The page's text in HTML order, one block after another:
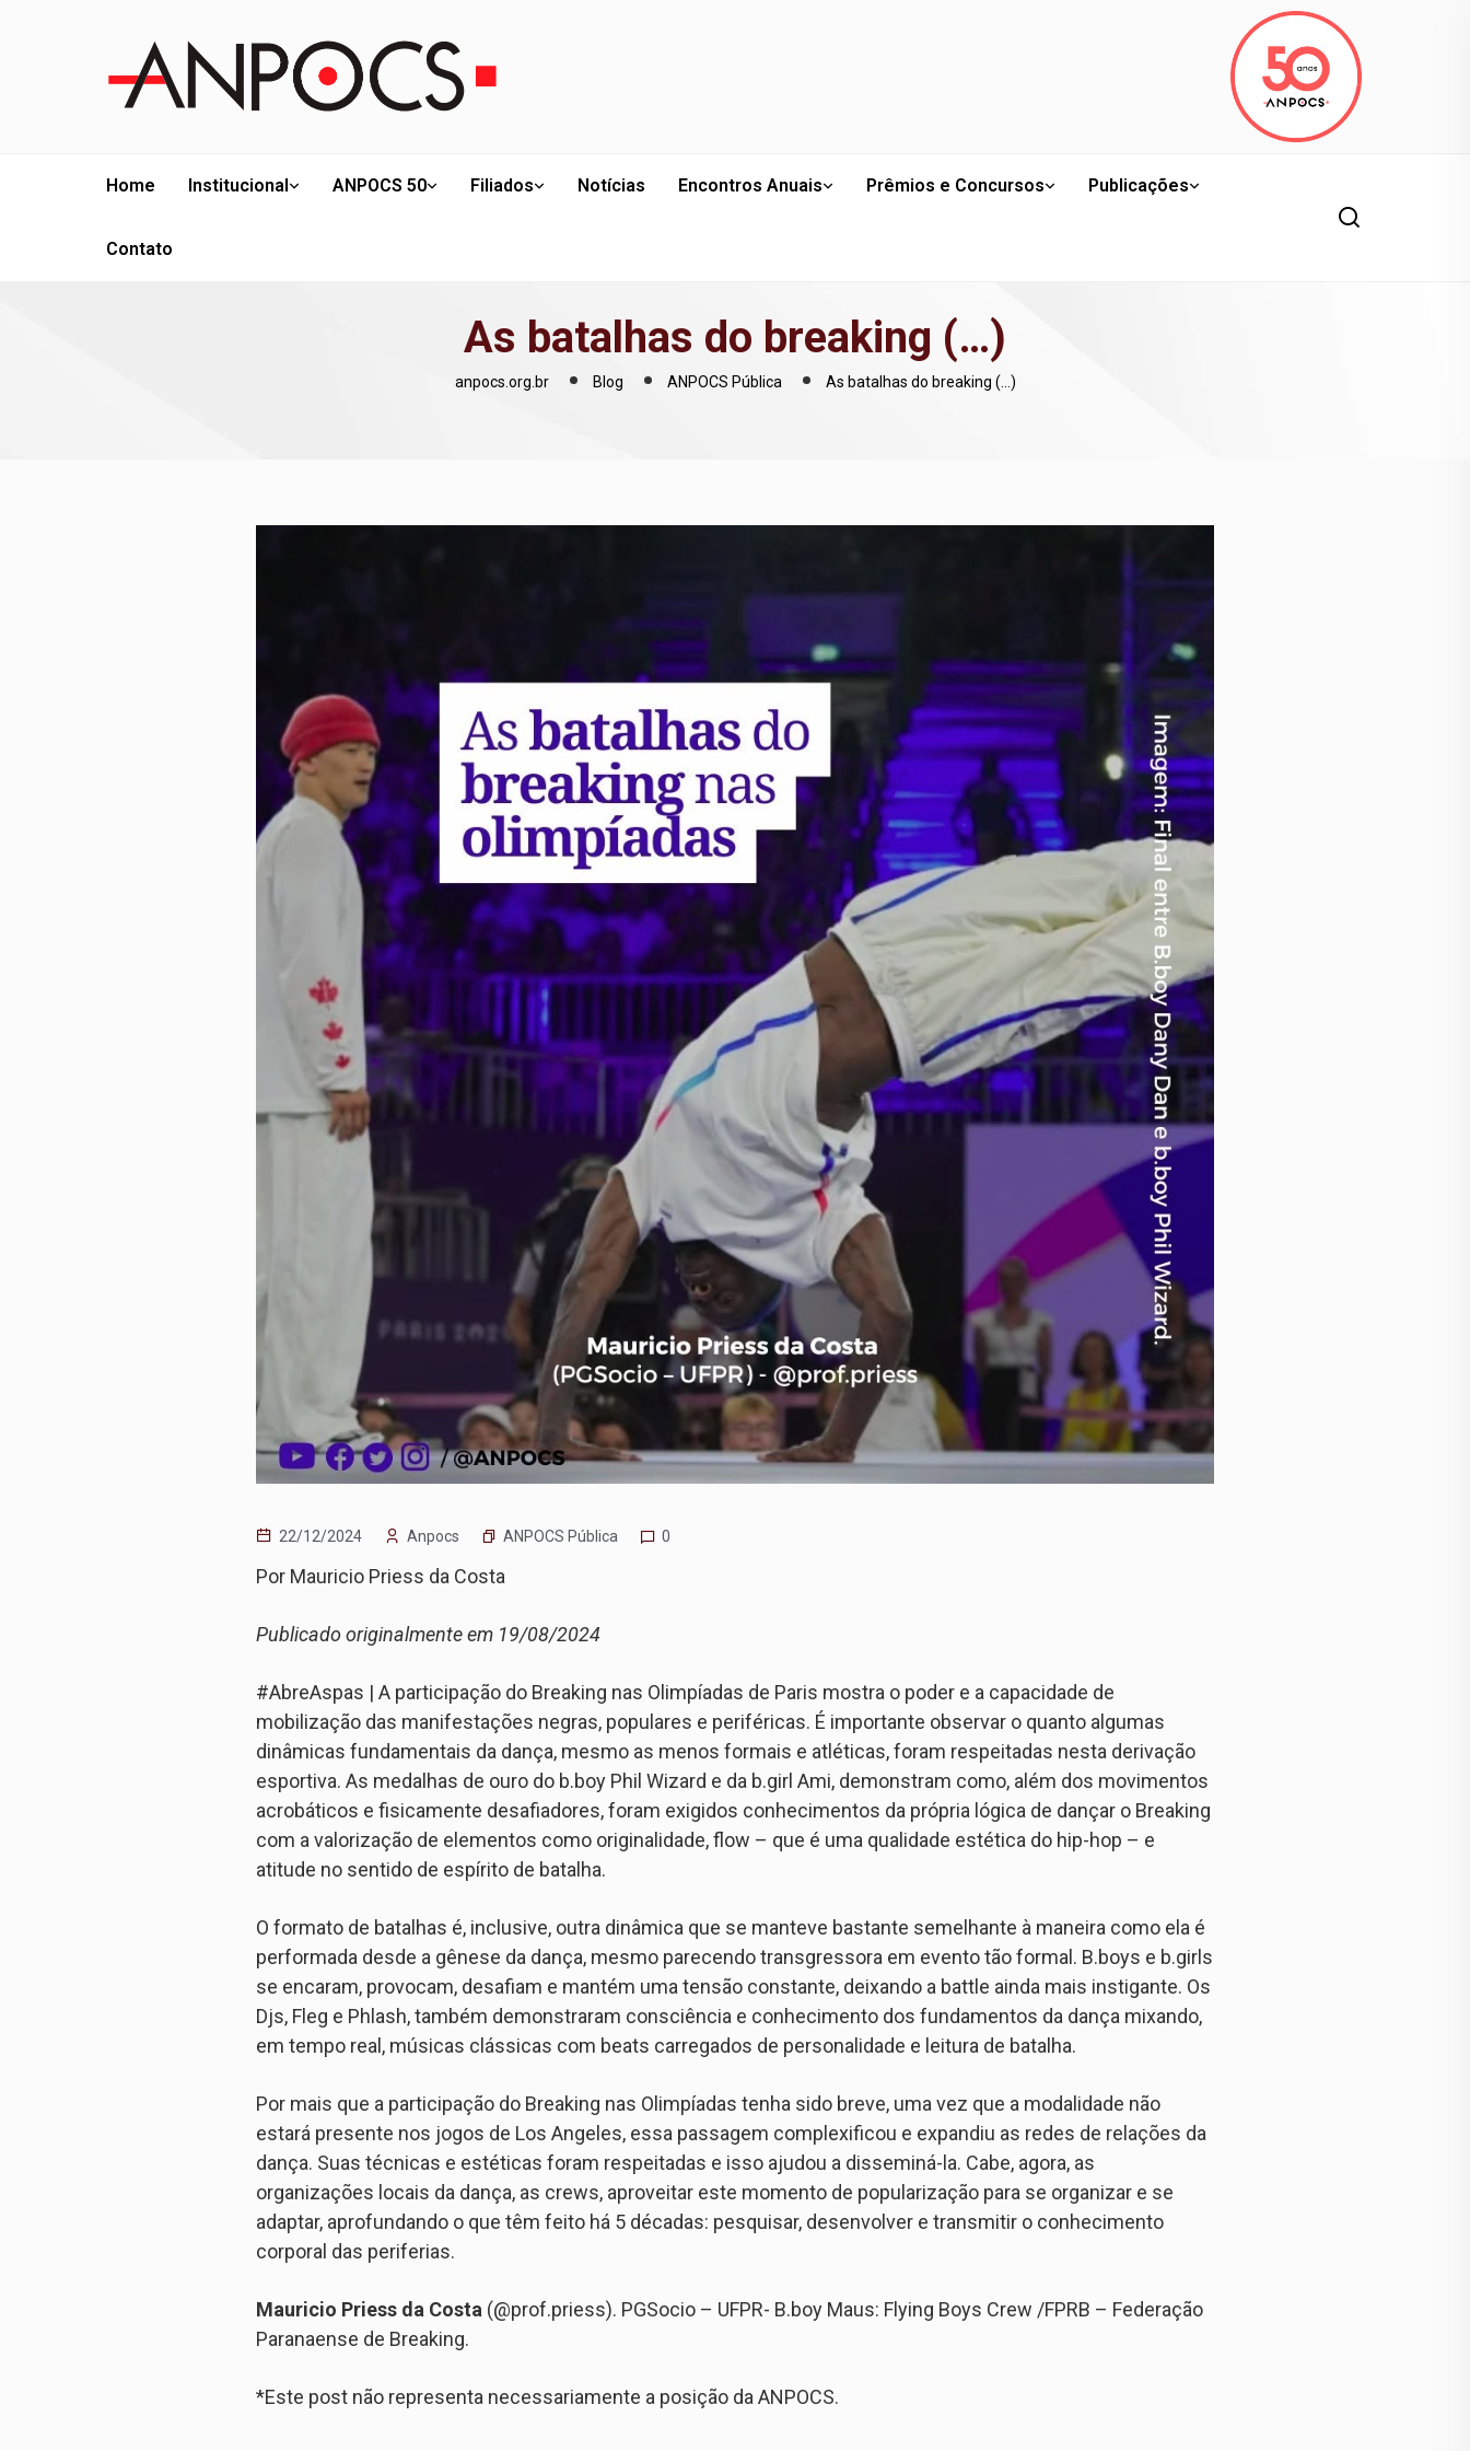
Home Institucional ANPOCS 50 Filiados Notícias Encontros Anuais Prêmios e Concursos Publicações
Contato
As batalhas do breaking (…)
anpocs.org.br Blog ANPOCS Pública As batalhas do breaking (…)
22/12/2024 Anpocs ANPOCS Pública 0
Por Mauricio Priess da Costa
Publicado originalmente em 19/08/2024
#AbreAspas | A participação do Breaking nas Olimpíadas de Paris mostra o poder e a capacidade de
mobilização das manifestações negras, populares e periféricas. É importante observar o quanto algumas
dinâmicas fundamentais da dança, mesmo as menos formais e atléticas, foram respeitadas nesta derivação
esportiva. As medalhas de ouro do b.boy Phil Wizard e da b.girl Ami, demonstram como, além dos movimentos
acrobáticos e fisicamente desafiadores, foram exigidos conhecimentos da própria lógica de dançar o Breaking
com a valorização de elementos como originalidade, flow – que é uma qualidade estética do hip-hop – e
atitude no sentido de espírito de batalha.
O formato de batalhas é, inclusive, outra dinâmica que se manteve bastante semelhante à maneira como ela é
performada desde a gênese da dança, mesmo parecendo transgressora em evento tão formal. B.boys e b.girls
se encaram, provocam, desafiam e mantém uma tensão constante, deixando a battle ainda mais instigante. Os
Djs, Fleg e Phlash, também demonstraram consciência e conhecimento dos fundamentos da dança mixando,
em tempo real, músicas clássicas com beats carregados de personalidade e leitura de batalha.
Por mais que a participação do Breaking nas Olimpíadas tenha sido breve, uma vez que a modalidade não
estará presente nos jogos de Los Angeles, essa passagem complexificou e expandiu as redes de relações da
dança. Suas técnicas e estéticas foram respeitadas e isso ajudou a disseminá-la. Cabe, agora, as
organizações locais da dança, as crews, aproveitar este momento de popularização para se organizar e se
adaptar, aprofundando o que têm feito há 5 décadas: pesquisar, desenvolver e transmitir o conhecimento
corporal das periferias.
Mauricio Priess da Costa (@prof.priess). PGSocio – UFPR- B.boy Maus: Flying Boys Crew /FPRB – Federação
Paranaense de Breaking.
*Este post não representa necessariamente a posição da ANPOCS.